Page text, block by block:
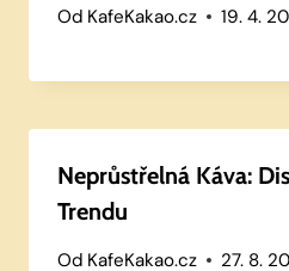
Od KafeKakao.cz 19. 4.
Neprůstřelná Káva:
Trendu
Od KafeKakao.cz 27. 8.